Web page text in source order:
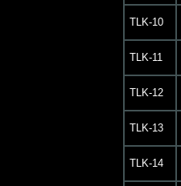
TLK-10
TLK-11
TLK-12
TLK-13
TLK-14